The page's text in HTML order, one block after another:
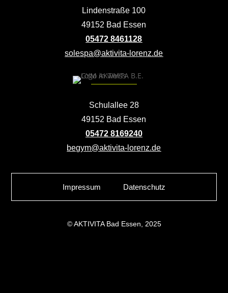
Lindenstraße 100
49152 Bad Essen
05472 8461128
solespa@aktivita-lorenz.de
Schulallee 28
49152 Bad Essen
05472 8169240
begym@aktivita-lorenz.de
Impressum Datenschutz
© AKTIVITA Bad Essen, 2025